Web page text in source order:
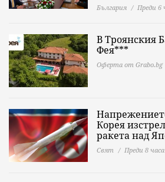
България Преди 6
В Троянския
Фея***
Оферта от Grabo.bg
Корея
ракета над
Свят Преди 8 часа